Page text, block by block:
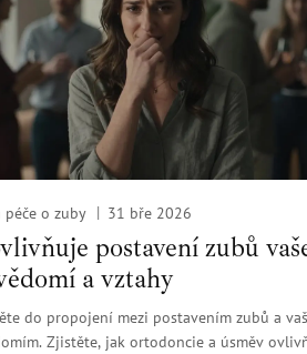
péče o zuby 31 bře 2026
postavení zubů
a vztahy
do propojení mezi postavením zubů a
Zjistěte, jak ortodoncie a úsměv